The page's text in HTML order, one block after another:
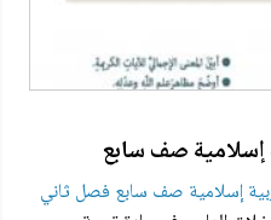
إسلامية صف سابع
إسلامية صف سابع فصل ثاني